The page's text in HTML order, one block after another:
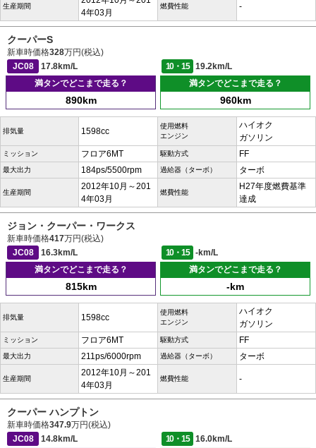
生産期間
4年03月
燃費性能 -
クーパーS
新車時価格328万円(税込)
JC08
17.8km/L 10・15
19.2km/L
満タンでどこまで走る？
890km
満タンでどこまで走る？
960km
排気量 1598cc
使用燃料
エンジン
ハイオク
ガソリン
ミッション フロア6MT 駆動方式 FF
最大出力 184ps/5500rpm 過給器（ターボ） ターボ
生産期間
2012年10月～201
4年03月
燃費性能
H27年度燃費基準
達成
ジョン・クーパー・ワークス
新車時価格417万円(税込)
JC08
16.3km/L 10・15
-km/L
満タンでどこまで走る？
815km
満タンでどこまで走る？
-km
排気量 1598cc
使用燃料
エンジン
ハイオク
ガソリン
ミッション フロア6MT 駆動方式 FF
最大出力 211ps/6000rpm 過給器（ターボ） ターボ
生産期間
2012年10月～201
4年03月
燃費性能 -
クーパー ハンプトン
新車時価格347.9万円(税込)
JC08
14.8km/L 10・15
16.0km/L